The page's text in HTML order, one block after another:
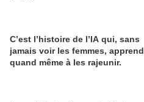
C’est l’histoire de l’IA qui, sans
jamais voir les femmes, apprend
quand même à les rajeunir.